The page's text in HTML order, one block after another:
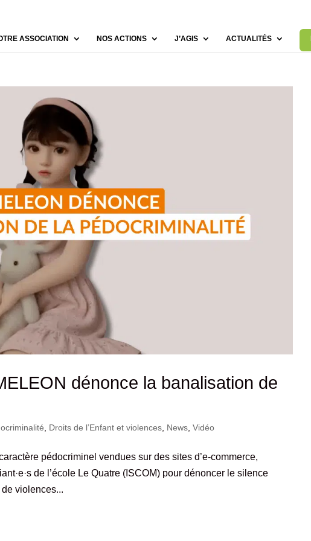
ASSOCIATION NOS ACTIONS J’AGIS ACTUALITÉS
dénonce la banalisation de
Droits de l’Enfant et violences News ,Vidéo
pédocriminel vendues sur des sites d’e-commerce,
de l’école Le Quatre (ISCOM) pour dénoncer le silence
violences...